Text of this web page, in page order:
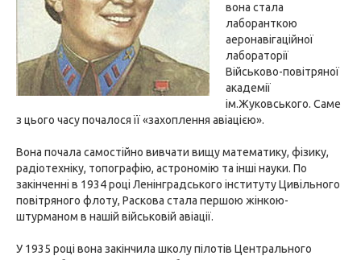
вона стала
лаборанткою
аеронавігаційної
лабораторії
Військово-повітряної
академії
ім.Жуковського. Саме
з цього часу почалося її «захоплення авіацією».
Вона почала самостійно вивчати вищу математику, фізику,
радіотехніку, топографію, астрономію та інші науки. По
закінченні в 1934 році Ленінградського інституту Цивільного
повітряного флоту, Раскова стала першою жінкою-
штурманом в нашій військовій авіації.
У 1935 році вона закінчила школу пілотів Центрального